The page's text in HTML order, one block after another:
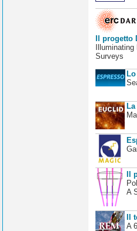
Il progetto
Surveys
Il
A
Il
A